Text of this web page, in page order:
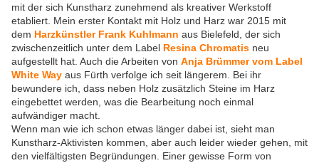
mit der sich Kunstharz zunehmend als kreativer Werkstoff
etabliert. Mein erster Kontakt mit Holz und Harz war 2015 mit
dem Harzkünstler Frank Kuhlmann aus Bielefeld, der sich
zwischenzeitlich unter dem Label Resina Chromatis neu
aufgestellt hat. Auch die Arbeiten von Anja Brümmer vom Label
White Way aus Fürth verfolge ich seit längerem. Bei ihr
bewundere ich, dass neben Holz zusätzlich Steine im Harz
eingebettet werden, was die Bearbeitung noch einmal
aufwändiger macht.
Wenn man wie ich schon etwas länger dabei ist, sieht man
Kunstharz-Aktivisten kommen, aber auch leider wieder gehen, mit
den vielfältigsten Begründungen. Einer gewisse Form von